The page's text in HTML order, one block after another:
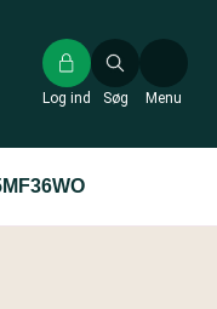
Søg
Log ind Menu